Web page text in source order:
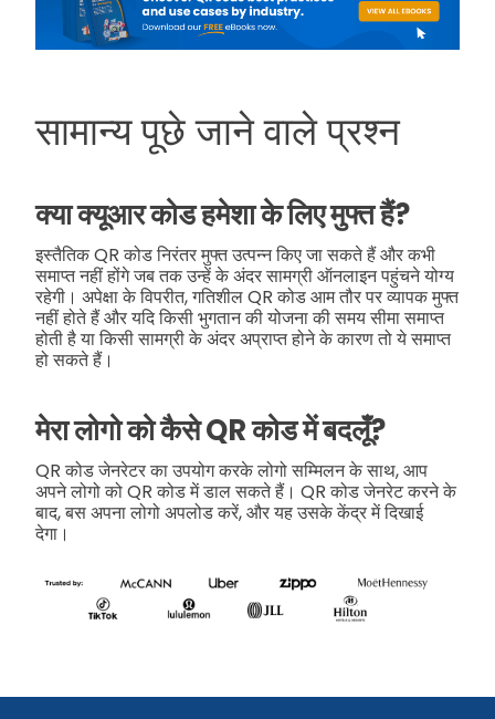
सामान्य पूछे जाने वाले प्रश्न
क्या क्यूआर कोड हमेशा के लिए मुफ्त हैं?
इस्तैतिक QR कोड निरंतर मुफ्त उत्पन्न किए जा सकते हैं और कभी
समाप्त नहीं होंगे जब तक उन्हें के अंदर सामग्री ऑनलाइन पहुंचने योग्य
रहेगी। अपेक्षा के विपरीत, गतिशील QR कोड आम तौर पर व्यापक मुफ्त
नहीं होते हैं और यदि किसी भुगतान की योजना की समय सीमा समाप्त
होती है या किसी सामग्री के अंदर अप्राप्त होने के कारण तो ये समाप्त
हो सकते हैं।
मेरा लोगो को कैसे QR कोड में बदलूँ?
QR कोड जेनरेटर का उपयोग करके लोगो सम्मिलन के साथ, आप
अपने लोगो को QR कोड में डाल सकते हैं। QR कोड जेनरेट करने के
बाद, बस अपना लोगो अपलोड करें, और यह उसके केंद्र में दिखाई
देगा।